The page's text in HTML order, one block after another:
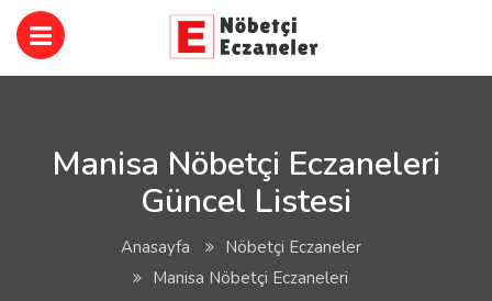
Manisa Nöbetçi Eczaneleri
Güncel Listesi
Anasayfa
Nöbetçi Eczaneler
Manisa Nöbetçi Eczaneleri